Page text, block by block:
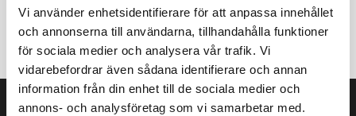
Vi använder enhetsidentifierare för att anpassa innehållet
och annonserna till användarna, tillhandahålla funktioner
för sociala medier och analysera vår trafik. Vi
vidarebefordrar även sådana identifierare och annan
information från din enhet till de sociala medier och
annons- och analysföretag som vi samarbetar med.
Inga produkter hittades som motsvarar ditt val.